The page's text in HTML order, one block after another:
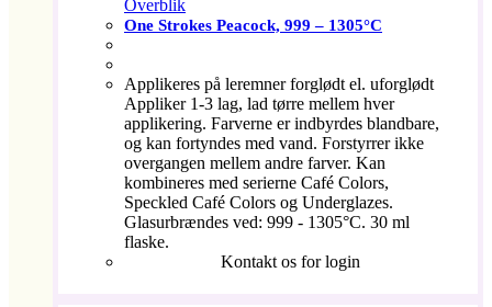
Overblik
One Strokes Peacock, 999 – 1305°C
Applikeres på leremner forglødt el. uforglødt
Appliker 1-3 lag, lad tørre mellem hver
applikering. Farverne er indbyrdes blandbare,
og kan fortyndes med vand. Forstyrrer ikke
overgangen mellem andre farver. Kan
kombineres med serierne Café Colors,
Speckled Café Colors og Underglazes.
Glasurbrændes ved: 999 - 1305°C. 30 ml
flaske.
Kontakt os for login